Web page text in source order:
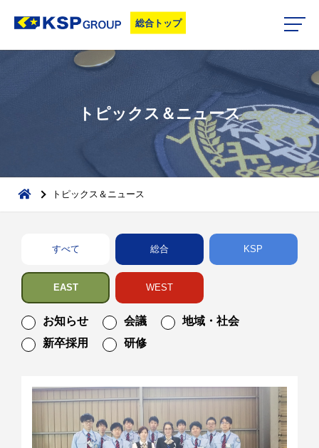
トピックス＆ニュース
トピックス＆ニュース
すべて 総合 KSP
EAST WEST
お知らせ 会議
地域・社会
新卒採用
研修